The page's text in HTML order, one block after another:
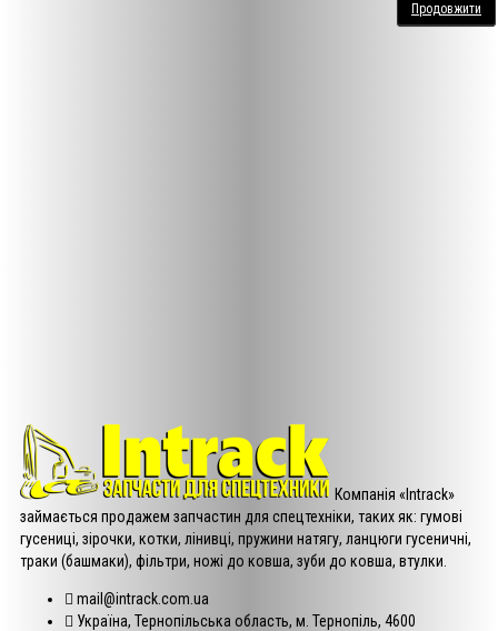
Продовжити
Компанія «Intrack»
займається продажем запчастин для спецтехніки, таких як: гумові
гусениці, зірочки, котки, лінивці, пружини натягу, ланцюги гусеничні,
траки (башмаки), фільтри, ножі до ковша, зуби до ковша, втулки.
mail@intrack.com.ua
Україна, Тернопільська область, м. Тернопіль, 4600